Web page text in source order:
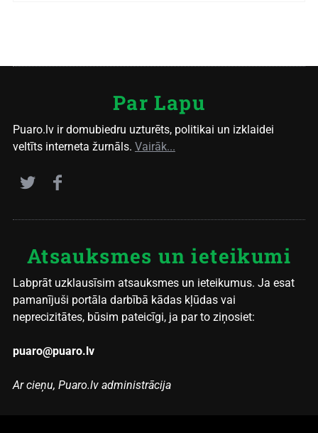
Par Lapu
Puaro.lv ir domubiedru uzturēts, politikai un izklaidei
veltīts interneta žurnāls. Vairāk...
Atsauksmes un ieteikumi
Labprāt uzklausīsim atsauksmes un ieteikumus. Ja esat
pamanījuši portāla darbībā kādas kļūdas vai
neprecizitātes, būsim pateicīgi, ja par to ziņosiet:
puaro@puaro.lv
Ar cieņu, Puaro.lv administrācija